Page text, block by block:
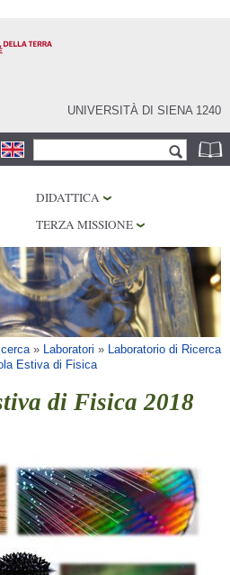
UNIVERSITÀ DI SIENA 1240
Form di ricerca
DIDATTICA
TERZA MISSIONE
» Laboratori » Laboratorio di Ricerca
Estiva di Fisica
di Fisica 2018